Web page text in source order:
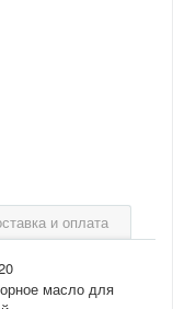
и оплата
масло для